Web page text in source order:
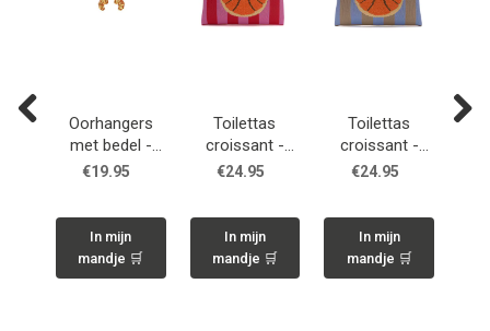
Oorhangers
met bedel -
Croissant
€19.95
In mijn
mandje 🛒
Toilettas
croissant -
Rood/roze
€24.95
In mijn
mandje 🛒
Toilettas
croissant -
Blauw/beige
€24.95
In mijn
mandje 🛒